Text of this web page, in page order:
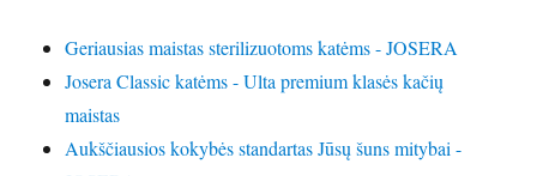
Geriausias maistas sterilizuotoms katėms - JOSERA
Josera Classic katėms - Ulta premium klasės kačių
maistas
Aukščiausios kokybės standartas Jūsų šuns mitybai -